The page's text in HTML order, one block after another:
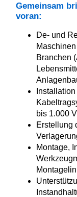
Gemeinsam
voran:
De- und
Branchen
bis 1.000
Erstellung
Montage,